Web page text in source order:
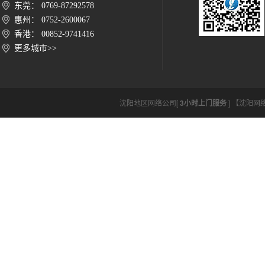
东莞： 0769-87292578
惠州： 0752-2600067
香港： 00852-9741416
更多城市>>
沈阳地区网络公司[3小时上门服务] 【沈阳网